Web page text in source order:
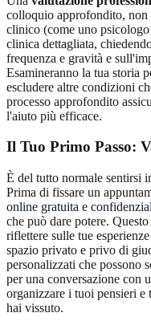
colloquio approfondito,
clinico (come uno
clinica dettagliata,
frequenza e gravità e
Esamineranno la tua storia
escludere altre condizioni
processo approfondito
l'aiuto più efficace.
Il Tuo Primo Passo:
È del tutto normale sentirsi
Prima di fissare un
online gratuita e
che può dare potere.
riflettere sulle tue
spazio privato e privo di
personalizzati che possono
per una conversazione con
organizzare i tuoi pensieri
hai vissuto.